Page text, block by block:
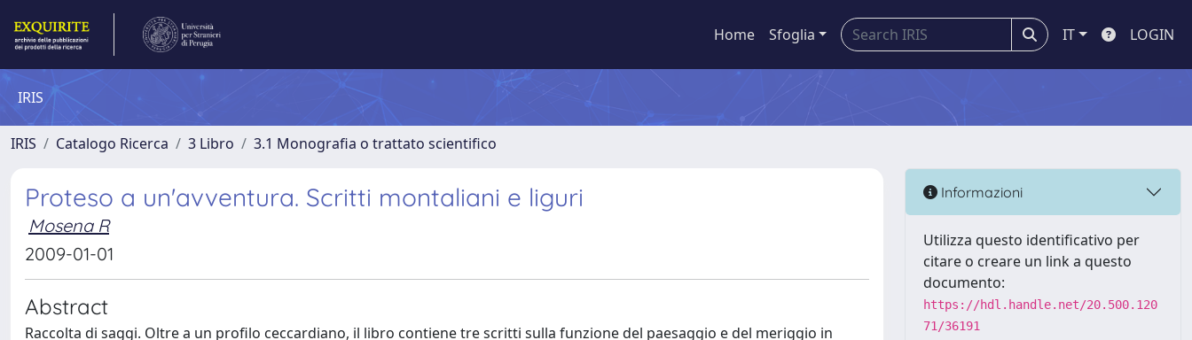
Home Sfoglia IT LOGIN
IRIS
IRIS Catalogo Ricerca 3 Libro 3.1 Monografia o trattato scientifico
Proteso a un'avventura. Scritti montaliani e liguri
Mosena R
2009-01-01
Abstract
Raccolta di saggi. Oltre a un profilo ceccardiano, il libro contiene tre scritti sulla funzione del paesaggio e del meriggio in
Informazioni
Utilizza questo identificativo per
citare o creare un link a questo
documento:
https://hdl.handle.net/20.500.120
71/36191